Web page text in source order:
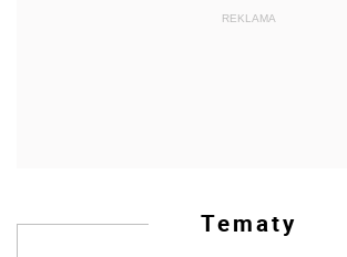
REKLAMA
Tematy